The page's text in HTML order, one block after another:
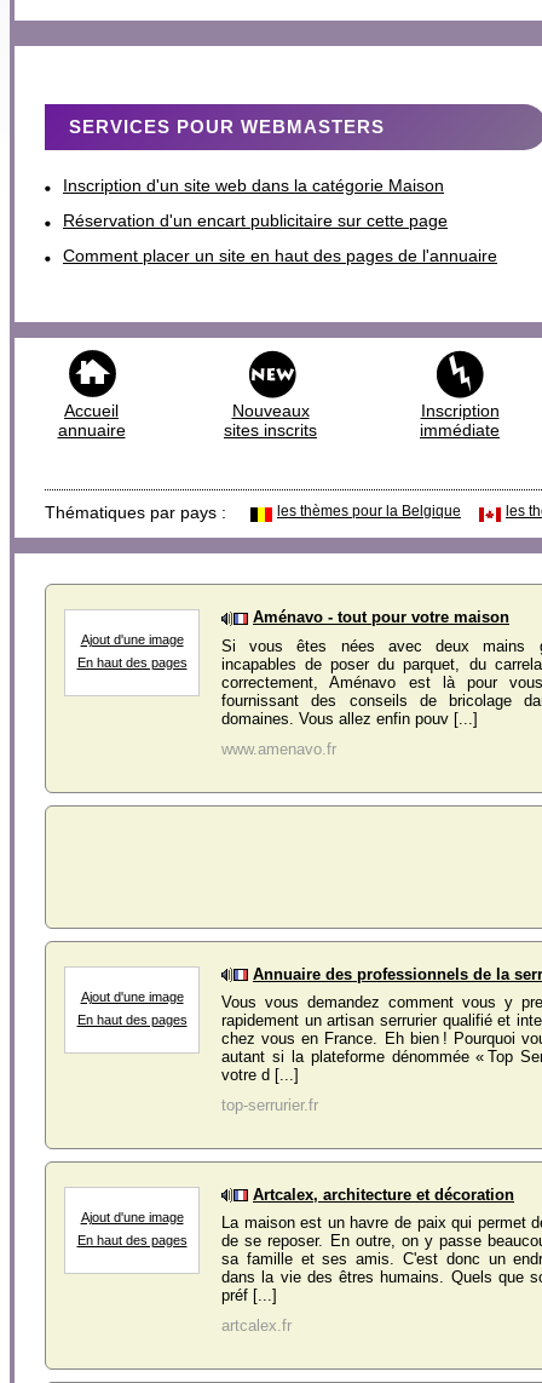
SERVICES POUR WEBMASTERS
Inscription d'un site web dans la catégorie Maison
Réservation d'un encart publicitaire sur cette page
Comment placer un site en haut des pages de l'annuaire
Accueil
annuaire
Nouveaux
sites inscrits
Inscription
immédiate
Thématiques par pays : les thèmes pour la Belgique les
Ajout d'une image
En haut des pages
Aménavo - tout pour votre maison
Si vous êtes nées avec deux mains
incapables de poser du parquet, du
correctement, Aménavo est là pour
fournissant des conseils de bricolage
domaines. Vous allez enfin pouv [...]
www.amenavo.fr
Ajout d'une image
En haut des pages
Annuaire des professionnels de la
Vous vous demandez comment vous y
rapidement un artisan serrurier qualifié et
chez vous en France. Eh bien ! Pourquoi
autant si la plateforme dénommée « Top
votre d [...]
top-serrurier.fr
Ajout d'une image
En haut des pages
Artcalex, architecture et décoration
La maison est un havre de paix qui permet
de se reposer. En outre, on y passe
sa famille et ses amis. C'est donc un
dans la vie des êtres humains. Quels que
préf [...]
artcalex.fr